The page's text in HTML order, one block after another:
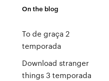
On the blog
To de graça 2
temporada
Download stranger
things 3 temporada